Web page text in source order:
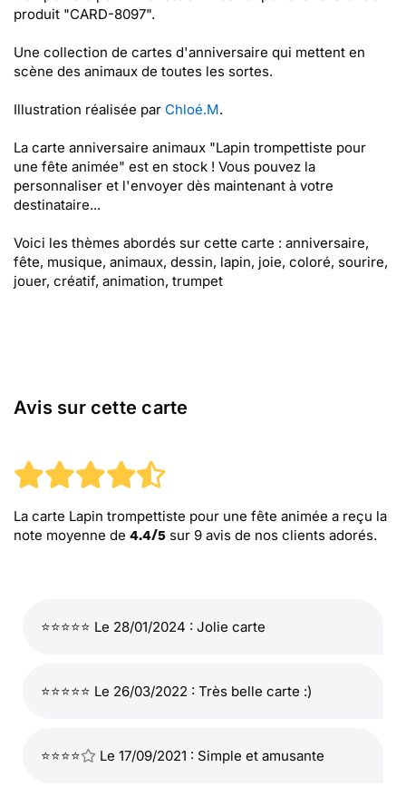
produit "CARD-8097".
Une collection de cartes d'anniversaire qui mettent en
scène des animaux de toutes les sortes.
Illustration réalisée par Chloé.M.
La carte anniversaire animaux "Lapin trompettiste pour
une fête animée" est en stock ! Vous pouvez la
personnaliser et l'envoyer dès maintenant à votre
destinataire...
Voici les thèmes abordés sur cette carte : anniversaire,
fête, musique, animaux, dessin, lapin, joie, coloré, sourire,
jouer, créatif, animation, trumpet
Avis sur cette carte
La carte Lapin trompettiste pour une fête animée a reçu la
note moyenne de 4.4/5 sur 9 avis de nos clients adorés.
⭐⭐⭐⭐⭐ Le 28/01/2024 : Jolie carte
⭐⭐⭐⭐⭐ Le 26/03/2022 : Très belle carte :)
⭐⭐⭐⭐ Le 17/09/2021 : Simple et amusante